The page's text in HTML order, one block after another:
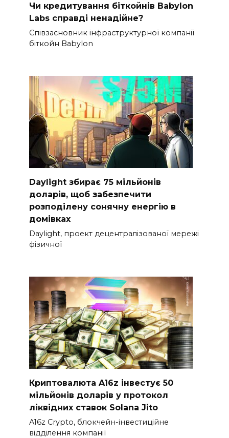
Чи кредитування біткойнів Babylon
Labs справді ненадійне?
Співзасновник інфраструктурної компанії
біткойн Babylon
Daylight збирає 75 мільйонів
доларів, щоб забезпечити
розподілену сонячну енергію в
домівках
Daylight, проект децентралізованої мережі
фізичної
Криптовалюта A16z інвестує 50
мільйонів доларів у протокол
ліквідних ставок Solana Jito
A16z Crypto, блокчейн-інвестиційне
відділення компанії